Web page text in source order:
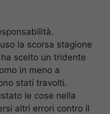
la scorsa stagione
scelto un tridente
in meno a
stati travolti.
le cose nella
altri errori contro il